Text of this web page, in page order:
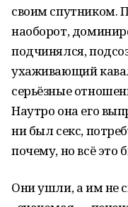
своим спутником.
наоборот,
подчинялся,
ухаживающий
серьёзные
Наутро она его
ни был секс,
почему, но всё это
Они ушли, а им не